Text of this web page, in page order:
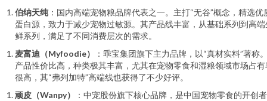
伯纳天纯 ：国内高端宠物粮品牌代表之一。主打“无谷”概念，精选优
蛋白源，致力于减少宠物过敏源。其产品线丰富，从基础系列到高端
鲜系列，满足了不同消费层次的需求。
麦富迪（Myfoodie）
：乖宝集团旗下主力品牌，以“真材实料”著称
产品性价比高，种类极其丰富，尤其在宠物零食和湿粮领域市场占有
很高，其“弗列加特”高端线也获得了不少好评。
顽皮（Wanpy）
：中宠股份旗下核心品牌，是中国宠物零食的开创